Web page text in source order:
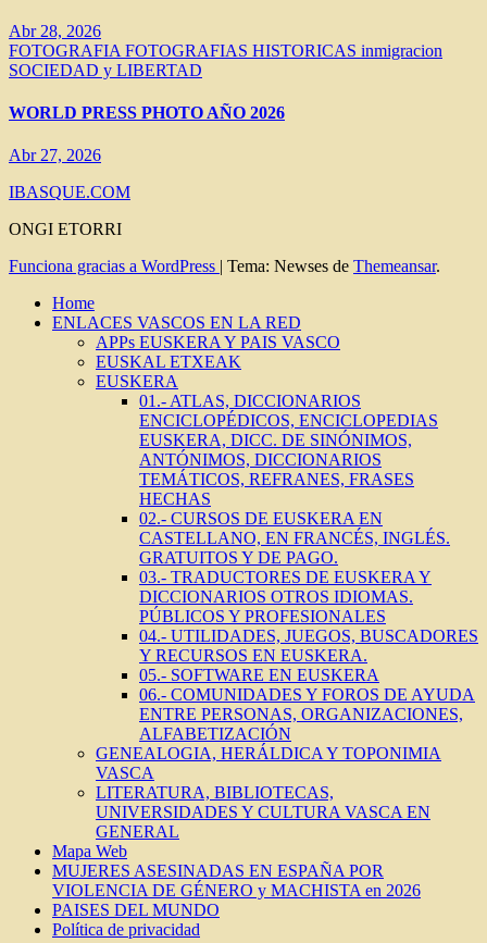
Abr 28, 2026
FOTOGRAFIA FOTOGRAFIAS HISTORICAS inmigracion
SOCIEDAD y LIBERTAD
WORLD PRESS PHOTO AÑO 2026
Abr 27, 2026
IBASQUE.COM
ONGI ETORRI
Funciona gracias a WordPress | Tema: Newses de Themeansar.
Home
ENLACES VASCOS EN LA RED
APPs EUSKERA Y PAIS VASCO
EUSKAL ETXEAK
EUSKERA
01.- ATLAS, DICCIONARIOS
ENCICLOPÉDICOS, ENCICLOPEDIAS
EUSKERA, DICC. DE SINÓNIMOS,
ANTÓNIMOS, DICCIONARIOS
TEMÁTICOS, REFRANES, FRASES
HECHAS
02.- CURSOS DE EUSKERA EN
CASTELLANO, EN FRANCÉS, INGLÉS.
GRATUITOS Y DE PAGO.
03.- TRADUCTORES DE EUSKERA Y
DICCIONARIOS OTROS IDIOMAS.
PÚBLICOS Y PROFESIONALES
04.- UTILIDADES, JUEGOS, BUSCADORES
Y RECURSOS EN EUSKERA.
05.- SOFTWARE EN EUSKERA
06.- COMUNIDADES Y FOROS DE AYUDA
ENTRE PERSONAS, ORGANIZACIONES,
ALFABETIZACIÓN
GENEALOGIA, HERÁLDICA Y TOPONIMIA
VASCA
LITERATURA, BIBLIOTECAS,
UNIVERSIDADES Y CULTURA VASCA EN
GENERAL
Mapa Web
MUJERES ASESINADAS EN ESPAÑA POR
VIOLENCIA DE GÉNERO y MACHISTA en 2026
PAISES DEL MUNDO
Política de privacidad